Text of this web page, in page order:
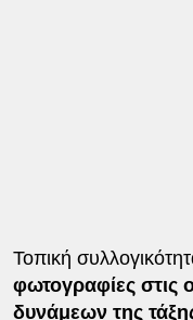
Τοπική
φωτογραφίες στις
δυνάμεων της